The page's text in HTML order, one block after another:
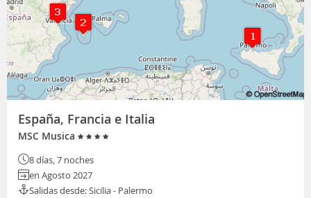
España, Francia e Italia
MSC Musica
8 días, 7 noches
en Agosto 2027
Salidas desde: Sicilia - Palermo